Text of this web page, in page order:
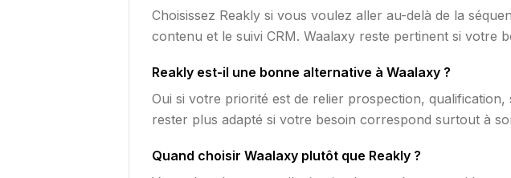
Choisissez Reakly si vous voulez aller au-delà de la
contenu et le suivi CRM. Waalaxy reste pertinent si votre
Reakly est-il une bonne alternative à Waalaxy ?
Oui si votre priorité est de relier prospection,
rester plus adapté si votre besoin correspond surtout à
Quand choisir Waalaxy plutôt que Reakly ?